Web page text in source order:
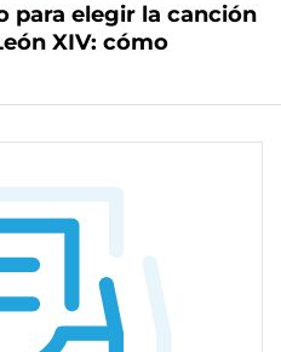
para elegir la canción
XIV: cómo